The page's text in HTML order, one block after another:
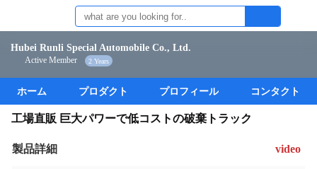
Hubei Runli Special Automobile Co., Ltd.
Active Member 2 Years
ホーム プロダクト プロフィール コンタクト
工場直販 巨大パワーで低コストの破棄トラック
製品詳細 video